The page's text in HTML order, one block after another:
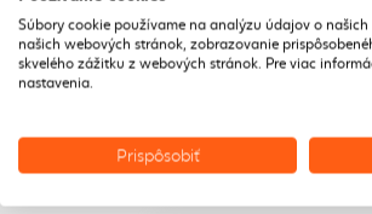
Prvotriedne chrómové prevedenie.
Drezová, nástenná batéria s
Súbory cookie používame na analýzu údajov o
našich webových stránok, zobrazovanie
skvelého zážitku z webových stránok. Pre viac
nastavenia.
Prispôsobiť